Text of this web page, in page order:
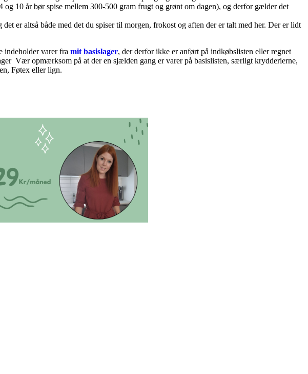
10 år bør spise mellem 300-500 gram frugt og grønt om dagen), og derfor gælder det
er altså både med det du spiser til morgen, frokost og aften der er talt med her. Der er lidt
indeholder varer fra mit basislager, der derfor ikke er anført på indkøbslisten eller regnet
Vær opmærksom på at der en sjælden gang er varer på basislisten, særligt krydderierne,
Føtex eller lign.